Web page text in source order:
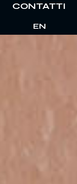
CONTATTI
EN